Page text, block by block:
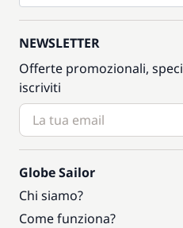
NEWSLETTER
Offerte promozionali,
iscriviti
Globe Sailor
Chi siamo?
Come funziona?